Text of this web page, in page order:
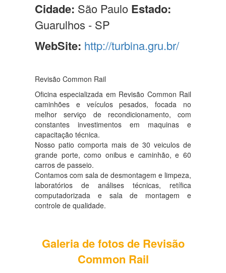
Cidade: São Paulo Estado:
Guarulhos - SP
WebSite: http://turbina.gru.br/
Revisão Common Rail
Oficina especializada em Revisão Common Rail
caminhões e veículos pesados, focada no
melhor serviço de recondicionamento, com
constantes investimentos em maquinas e
capacitação técnica.
Nosso patio comporta mais de 30 veiculos de
grande porte, como onibus e caminhão, e 60
carros de passeio.
Contamos com sala de desmontagem e limpeza,
laboratórios de análises técnicas, retífica
computadorizada e sala de montagem e
controle de qualidade.
Galeria de fotos de Revisão
Common Rail